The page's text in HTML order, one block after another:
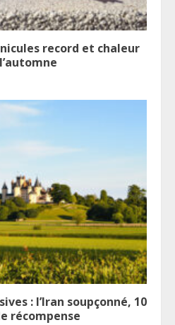
record et chaleur
: l’Iran soupçonné, 10
récompense